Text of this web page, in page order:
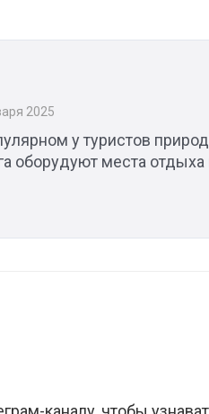
2025
у туристов
оборудуют места отдыха